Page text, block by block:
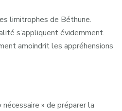
limitrophes de Béthune.
s’appliquent évidemment.
amoindrit les appréhensions
» de préparer la